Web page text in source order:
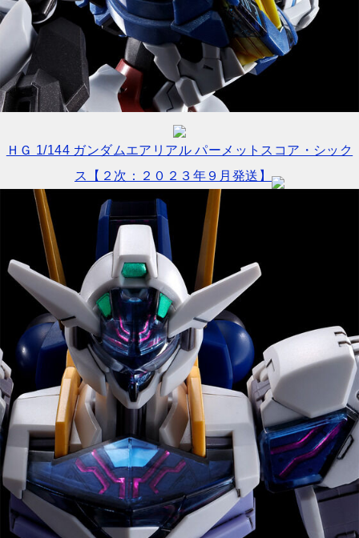
ＨＧ 1/144 ガンダムエアリアル パーメットスコア・シック
ス【２次：２０２３年９月発送】